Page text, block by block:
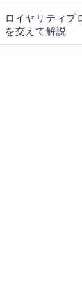
ロイヤリティプ
を交えて解説